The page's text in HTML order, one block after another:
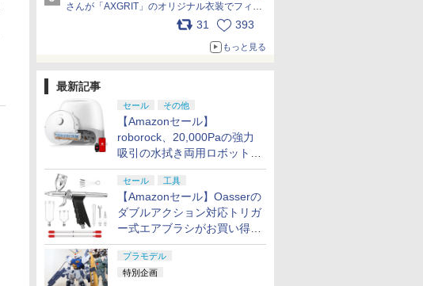
さんが「AXGRIT」のオリジナル衣装でフィギ
ュア化 pic.x.com/YMGhdIAzNa
31 393
もっと見る
最新記事
セール その他
【Amazonセール】
roborock、20,000Paの強力
吸引の水拭き両用ロボット掃
除機「Qrevo Curv 2 Flow」
がお買い得！
セール 工具
【Amazonセール】Oasserの
ダブルアクション対応トリガ
ー式エアブラシがお買い得価
格で登場！
プラモデル
特別企画